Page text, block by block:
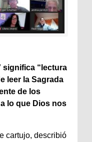
significa “lectura
leer la Sagrada
de los
lo que Dios nos
cartujo, describió